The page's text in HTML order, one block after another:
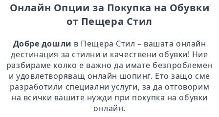
Онлайн Опции за Покупка на Обувки
от Пещера Стил
Добре дошли в Пещера Стил – вашата онлайн
дестинация за стилни и качествени обувки! Ние
разбираме колко е важно да имате безпроблемен
и удовлетворяващ онлайн шопинг. Ето защо сме
разработили специални услуги, за да отговорим
на всички вашите нужди при покупка на обувки
онлайн.